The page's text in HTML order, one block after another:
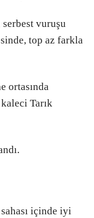
Youtube
LinkedIn
serbest vuruşu
top az farkla
ortasında
Tarık
içinde iyi